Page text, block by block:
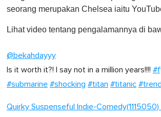
seorang merupakan Chelsea iaitu
Lihat video tentang pengalamannya di
@bekahdayyy
Is it worth it?! I say not in a million years!!!!
#submarine #shocking #titan #titanic #trend
Quirky Suspenseful Indie-Comedy(1115050)